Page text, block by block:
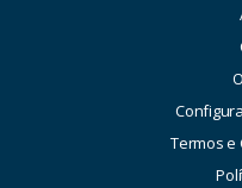
Termos e